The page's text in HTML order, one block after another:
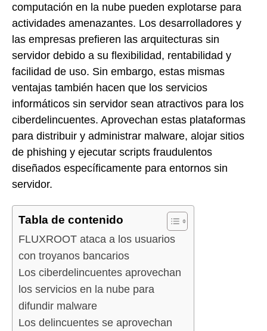
computación en la nube pueden explotarse para
actividades amenazantes. Los desarrolladores y
las empresas prefieren las arquitecturas sin
servidor debido a su flexibilidad, rentabilidad y
facilidad de uso. Sin embargo, estas mismas
ventajas también hacen que los servicios
informáticos sin servidor sean atractivos para los
ciberdelincuentes. Aprovechan estas plataformas
para distribuir y administrar malware, alojar sitios
de phishing y ejecutar scripts fraudulentos
diseñados específicamente para entornos sin
servidor.
Tabla de contenido
FLUXROOT ataca a los usuarios
con troyanos bancarios
Los ciberdelincuentes aprovechan
los servicios en la nube para
difundir malware
Los delincuentes se aprovechan